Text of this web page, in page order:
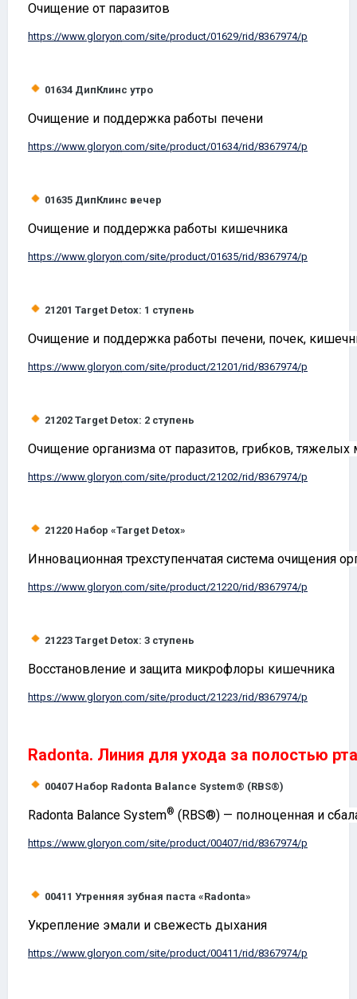
Очищение от паразитов
https://www.gloryon.com/site/product/01629/rid/8367974/p
01634 ДипКлинс утро
Очищение и поддержка работы печени
https://www.gloryon.com/site/product/01634/rid/8367974/p
01635 ДипКлинс вечер
Очищение и поддержка работы кишечника
https://www.gloryon.com/site/product/01635/rid/8367974/p
21201Target Detox: 1 ступень
Очищение и поддержка работы печени, почек,
https://www.gloryon.com/site/product/21201/rid/8367974/p
21202Target Detox: 2 ступень
Очищение организма от паразитов, грибков, тяжелых
https://www.gloryon.com/site/product/21202/rid/8367974/p
21220 Набор «Target Detox»
Инновационная трехступенчатая система очищения
https://www.gloryon.com/site/product/21220/rid/8367974/p
21223Target Detox: 3 ступень
Восстановление и защита микрофлоры кишечника
https://www.gloryon.com/site/product/21223/rid/8367974/p
Radonta. Линия для ухода за полостью рта
00407 Набор Radonta Balance System® (RBS®)
Radonta Balance System® (RBS®) — полноценная и
https://www.gloryon.com/site/product/00407/rid/8367974/p
00411Утренняя зубная паста «Radonta»
Укрепление эмали и свежесть дыхания
https://www.gloryon.com/site/product/00411/rid/8367974/p